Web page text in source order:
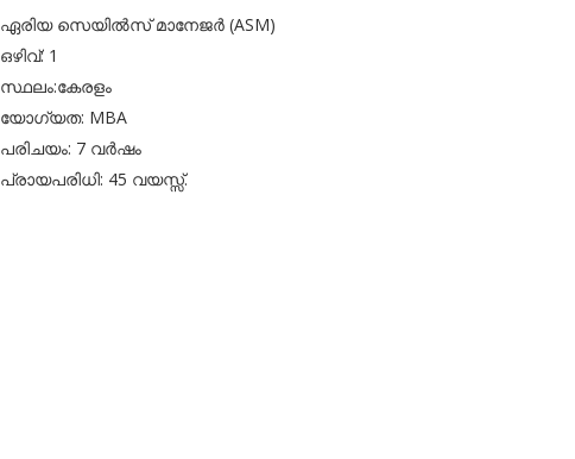
ഏരിയ സെയിൽസ് മാനേജർ (ASM)
ഒഴിവ്: 1
സ്ഥലം:കേരളം
യോഗ്യത: MBA
പരിചയം: 7 വർഷം
പ്രായപരിധി: 45 വയസ്സ്.